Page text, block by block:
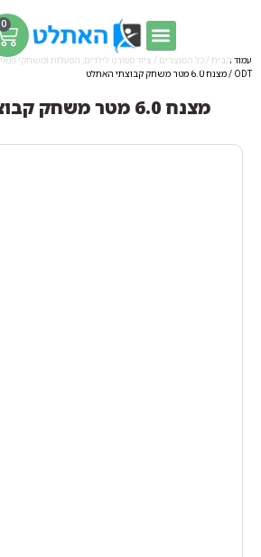
0
עמוד הבית / כל המוצרים / ציוד ספורט לילדים, הפעלות ומשחקי פנאי
ODT / מצנח 6.0 מטר משחק קבוצתי האתלט
מצנח 6.0 מטר משחק קבוצתי האתלט